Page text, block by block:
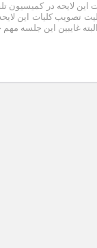
تصویب کلیات این
غایبین این جلسه